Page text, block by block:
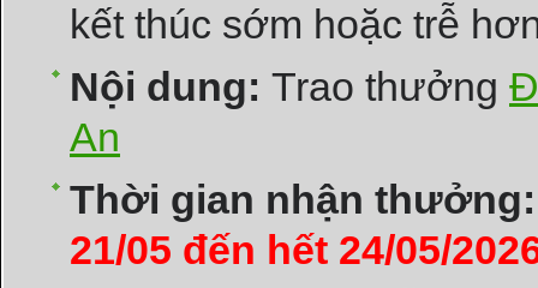
kết thúc sớm hoặc trễ
Nội dung: Trao thưởng
An
Thời gian nhận thưởng:
21/05 đến hết 24/05/